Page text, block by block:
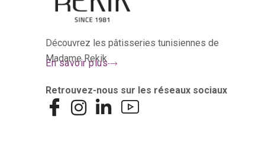
Découvrez les pâtisseries tunisiennes de
Madame Rekik
En savoir plus
Retrouvez-nous sur les réseaux sociaux